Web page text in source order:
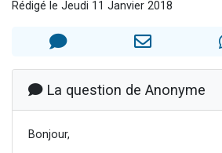
3 personnes viennent de faire un
Rédigé le Jeudi 11 Janvier 2018
La question de Anonyme
Bonjour,